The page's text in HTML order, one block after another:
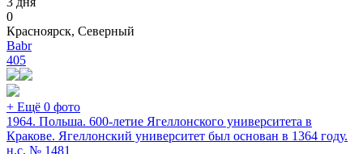
0
Красноярск, Северный
Babr
405
+ Ещё 0 фото
1964. Польша. 600-летие Ягеллонского университета в
Кракове. Ягеллонский университет был основан в 1364 году.
н.с. № 1481